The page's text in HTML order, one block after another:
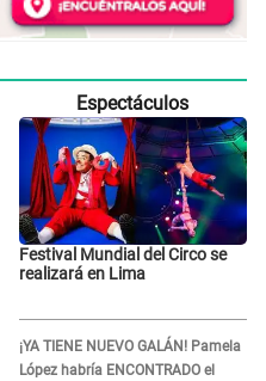
Espectáculos
Festival Mundial del Circo se
realizará en Lima
¡YA TIENE NUEVO GALÁN! Pamela
López habría ENCONTRADO el